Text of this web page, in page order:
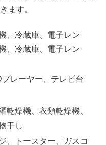
ます。
、冷蔵庫、電子レン
、冷蔵庫、電子レン
レーヤー、テレビ台
乾燥機、衣類乾燥機、
干し
、トースター、ガスコ